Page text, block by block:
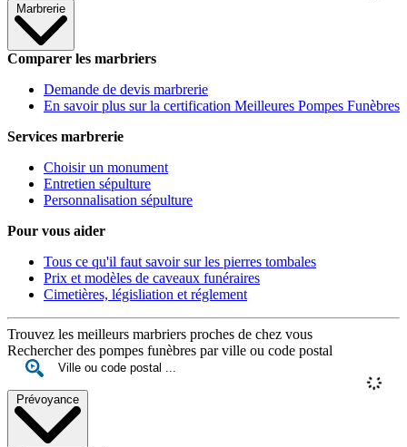
Marbrerie
Comparer les marbriers
Demande de devis marbrerie
En savoir plus sur la certification Meilleures Pompes Funèbres
Services marbrerie
Choisir un monument
Entretien sépulture
Personnalisation sépulture
Pour vous aider
Tous ce qu'il faut savoir sur les pierres tombales
Prix et modèles de caveaux funéraires
Cimetières, législiation et réglement
Trouvez les meilleurs marbriers proches de chez vous
Rechercher des pompes funèbres par ville ou code postal
Prévoyance